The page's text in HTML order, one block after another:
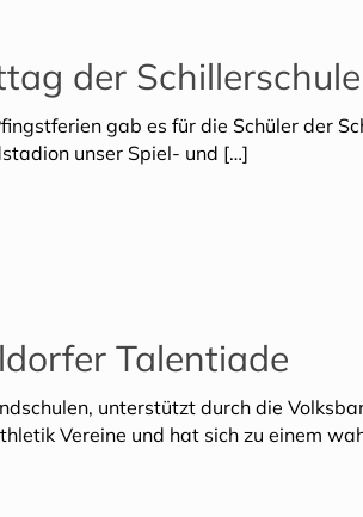
der Schillerschule
gab es für die Schüler der
unser Spiel- und […]
Talentiade
unterstützt durch die
Vereine und hat sich zu einem